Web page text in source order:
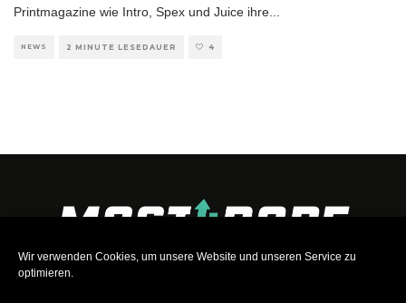
Wir verwenden Cookies, um unsere Website und unseren Service zu
optimieren.
Printmagazine wie Intro, Spex und Juice ihre
NEWS 2 MINUTE LESEDAUER 4